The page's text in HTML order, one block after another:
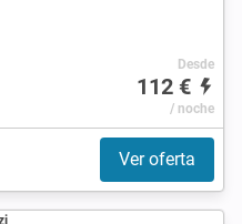
Desde
112 €
/ noche
Ver oferta